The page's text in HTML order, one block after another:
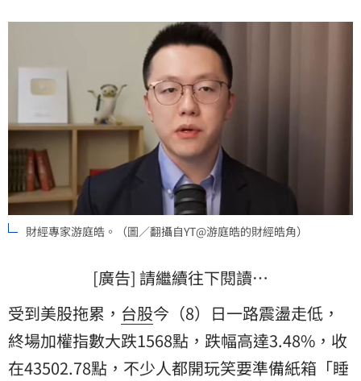
財經專家游庭皓。（圖／翻攝自YT@游庭皓的財經皓角）
[廣告] 請繼續往下閱讀…
受到美股拖累， 台股今（8）日一路震盪走低，
終場加權指數大跌1568點，跌幅高達3.48%，收
在43502.78點，不少人都開玩笑要準備紙箱「睡